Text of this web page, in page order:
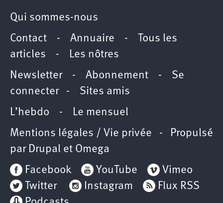
Qui sommes-nous
Contact - Annuaire -
Tous les
articles - Les nôtres
Newsletter- Abonnement - Se
connecter- Sites amis
L’hebdo - Le mensuel
Mentions légales / Vie privée - Propulsé
par Drupal et Omega
Facebook
YouTube
Vimeo
Twitter
Instagram
Flux RSS